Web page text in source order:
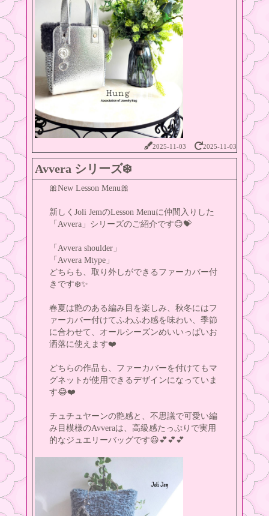
2025-11-03 2025-11-03
Avvera シリーズ❄️
🎀New Lesson Menu🎀
新しくJoli JemのLesson Menuに仲間入りした
「Avvera」シリーズのご紹介です😊💝
「Avvera shoulder」
「Avvera Mtype」
どちらも、取り外しができるファーカバー付
きです❄️✨
春夏は艶のある編み目を楽しみ、秋冬にはフ
ァーカバー付けてふわふわ感を味わい、季節
に合わせて、オールシーズンめいいっぱいお
洒落に使えます❤️
どちらの作品も、ファーカバーを付けてもマ
グネットが使用できるデザインになっていま
す😂❤️
チュチュヤーンの艶感と、不思議で可愛い編
み目模様のAvveraは、高級感たっぷりで実用
的なジュエリーバッグです😆💕💕💕